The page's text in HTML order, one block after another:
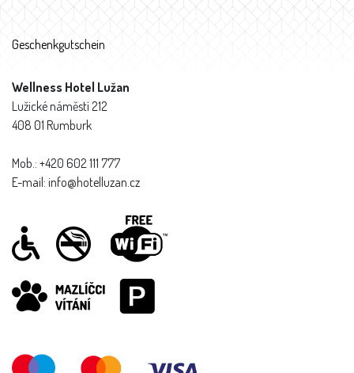
Geschenkgutschein
Wellness Hotel Lužan
Lužické náměstí 212
408 01 Rumburk
Mob.: +420 602 111 777
E-mail: info@hotelluzan.cz